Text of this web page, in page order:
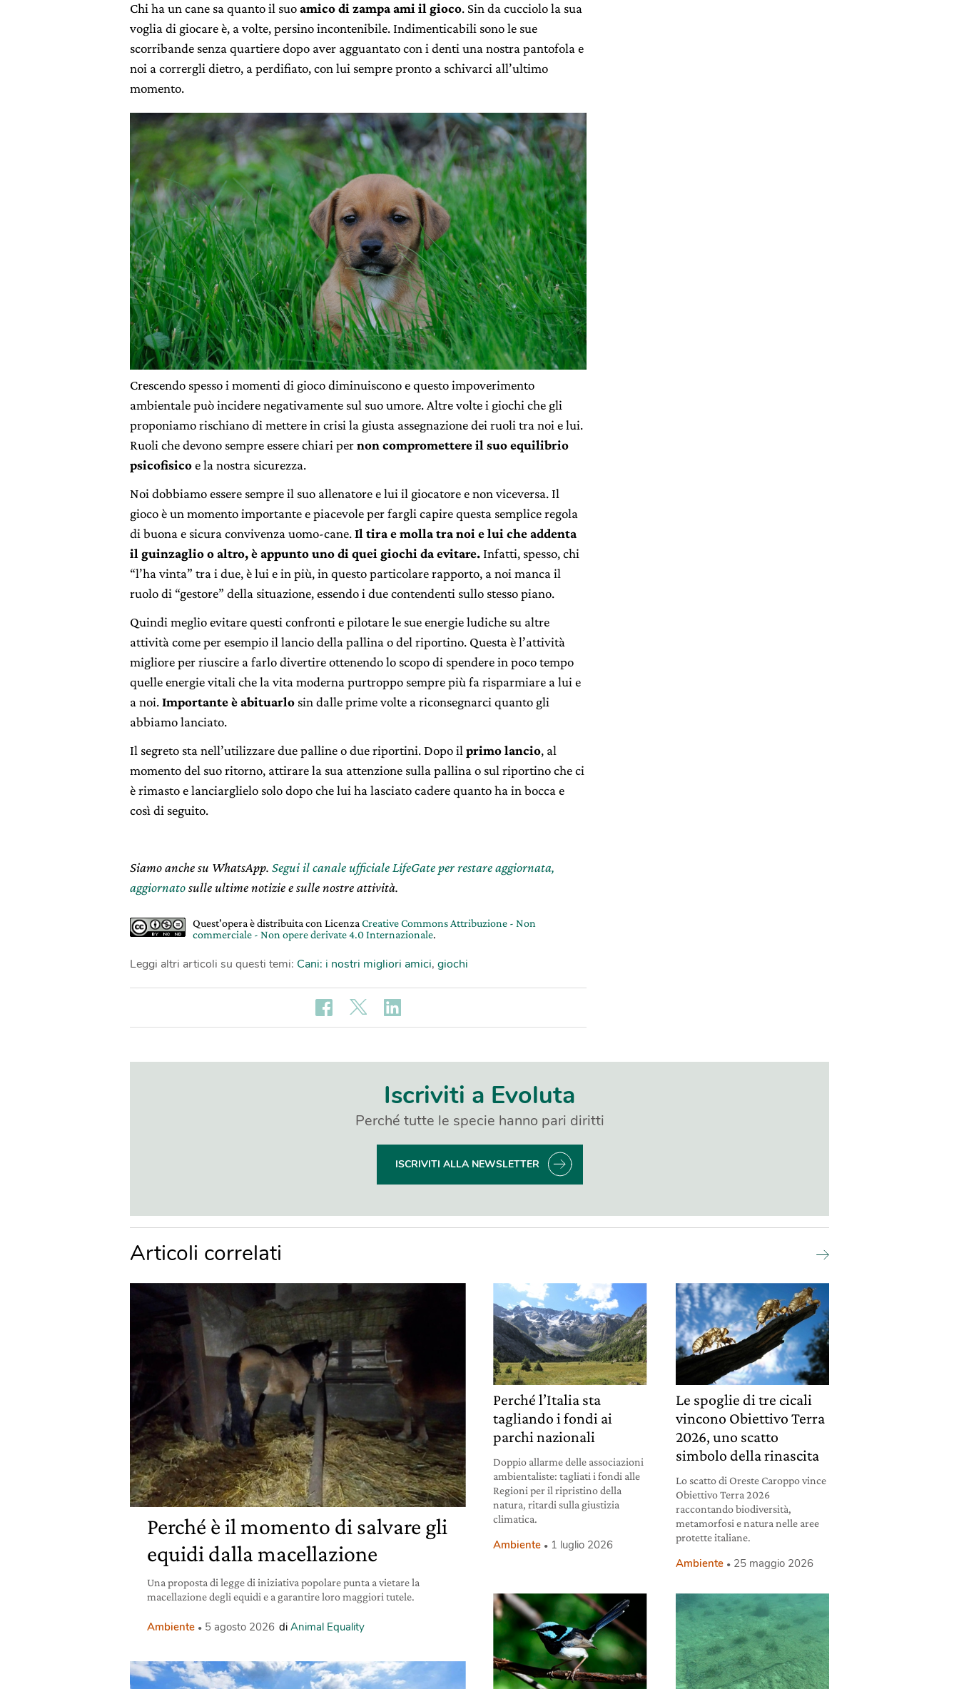
Chi ha un cane sa quanto il suoamico di zampa ami il gioco. Sin da cucciolo la sua
voglia di giocare è, a volte, persino incontenibile. Indimenticabili sono le sue
scorribande senza quartiere dopo aver agguantato con i denti una nostra pantofola e
noi a corrergli dietro, a perdifiato, con lui sempre pronto a schivarci all’ultimo
momento.
Crescendo spesso i momenti di gioco diminuiscono e questo impoverimento
ambientale può incidere negativamente sul suo umore. Altre volte i giochi che gli
proponiamo rischiano di mettere in crisi la giusta assegnazione dei ruoli tra noi e lui.
Ruoli che devono sempre essere chiari pernon compromettere il suo equilibrio
psicofisicoe la nostra sicurezza.
Noi dobbiamo essere sempre il suo allenatore e lui il giocatore e non viceversa. Il
gioco è un momento importante e piacevole per fargli capire questa semplice regola
di buona e sicura convivenza uomo-cane.Il tira e molla tra noi e lui che addenta
il guinzaglio o altro, è appunto uno di quei giochi da evitare. Infatti, spesso, chi
“l’ha vinta” tra i due, è lui e in più, in questo particolare rapporto, a noi manca il
ruolo di “gestore” della situazione, essendo i due contendenti sullo stesso piano.
Quindi meglio evitare questi confronti e pilotare le sue energie ludiche su altre
attività come per esempio il lancio della pallina o del riportino. Questa è l’attività
migliore per riuscire a farlo divertire ottenendo lo scopo di spendere in poco tempo
quelle energie vitali che la vita moderna purtroppo sempre più fa risparmiare a lui e
a noi.Importante è abituarlo sin dalle prime volte a riconsegnarci quanto gli
abbiamo lanciato.
Il segreto sta nell’utilizzare due palline o due riportini. Dopo il primo lancio, al
momento del suo ritorno, attirare la sua attenzione sulla pallina o sul riportino che ci
è rimasto e lanciarglielo solo dopo che lui ha lasciato cadere quanto ha in bocca e
così di seguito.
Siamo anche su WhatsApp. Segui il canale ufficiale LifeGate per restare aggiornata,
aggiornatosulle ultime notizie e sulle nostre attività.
Quest'opera è distribuita con Licenza Creative Commons Attribuzione - Non
commerciale - Non opere derivate 4.0 Internazionale.
Leggi altri articoli su questi temi: Cani: i nostri migliori amici, giochi
Iscriviti a Evoluta
Perché tutte le specie hanno pari diritti
ISCRIVITI ALLA NEWSLETTER
Articoli correlati
Perché è il momento di salvare gli
equidi dalla macellazione
Una proposta di legge di iniziativa popolare punta a vietare la
macellazione degli equidi e a garantire loro maggiori tutele.
Ambiente 5 agosto 2026 di Animal Equality
Perché l’Italia sta
tagliando i fondi ai
parchi nazionali
Doppio allarme delle associazioni
ambientaliste: tagliati i fondi alle
Regioni per il ripristino della
natura, ritardi sulla giustizia
climatica.
Ambiente 1 luglio 2026
Le spoglie di tre cicali
vincono Obiettivo Terra
2026, uno scatto
simbolo della rinascita
Lo scatto di Oreste Caroppo vince
Obiettivo Terra 2026
raccontando biodiversità,
metamorfosi e natura nelle aree
protette italiane.
Ambiente 25 maggio 2026